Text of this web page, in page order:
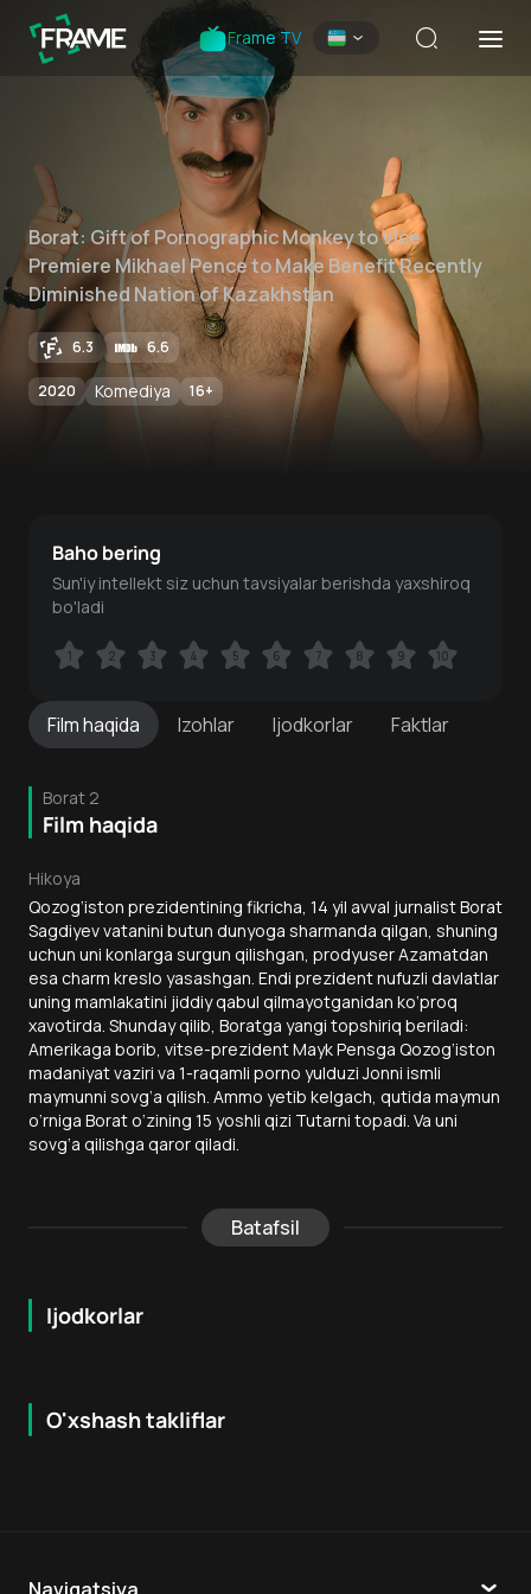
Frame TV
Borat: Gift of Pornographic Monkey to Vice
Premiere Mikhael Pence to Make Benefit Recently
Diminished Nation of Kazakhstan
6.3 6.6
2020 Komediya 16+
Filmhaqida Izohlar Ijodkorlar Faktlar
Borat 2
Film haqida
Hikoya
Qozog‘iston prezidentining fikricha, 14 yil avval jurnalist Borat
Sagdiyev vatanini butun dunyoga sharmanda qilgan, shuning
uchun uni konlarga surgun qilishgan, prodyuser Azamatdan
esa charm kreslo yasashgan. Endi prezident nufuzli davlatlar
uning mamlakatini jiddiy qabul qilmayotganidan ko‘proq
xavotirda. Shunday qilib, Boratga yangi topshiriq beriladi:
Amerikaga borib, vitse-prezident Mayk Pensga Qozog‘iston
madaniyat vaziri va 1-raqamli porno yulduzi Jonni ismli
maymunni sovg‘a qilish. Ammo yetib kelgach, qutida maymun
o‘rniga Borat o‘zining 15 yoshli qizi Tutarni topadi. Va uni
sovg‘a qilishga qaror qiladi.
Batafsil
Ijodkorlar
Baho bering
Sun'iy intellekt siz uchun tavsiyalar berishda yaxshiroq
bo'ladi
1 2 3 4 5 6 7 8 9 10
1 2 3 4 5 6 7 8 9 10
O'xshash takliflar
6 +